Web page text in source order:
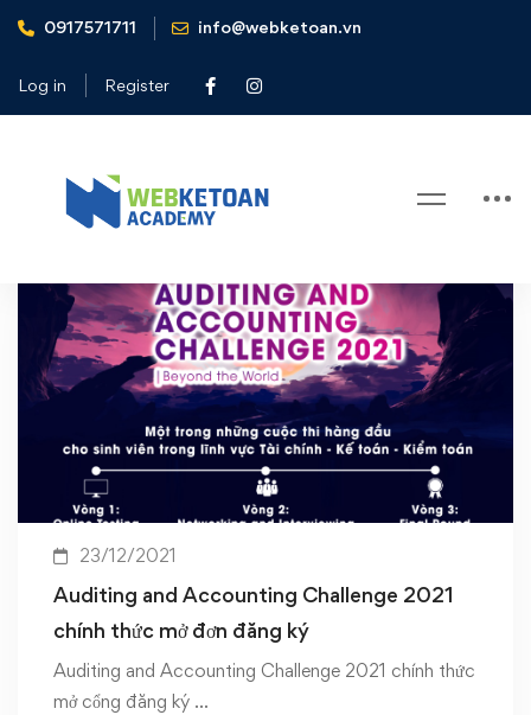
0917571711 info@webketoan.vn
Log in Register
Home AAC 2021
Tag: AAC 2021
23/12/2021
Auditing and Accounting Challenge 2021
chính thức mở đơn đăng ký
Auditing and Accounting Challenge 2021 chính thức
mở cổng đăng ký …